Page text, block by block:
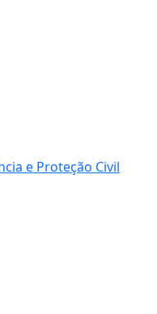
e Proteção Civil